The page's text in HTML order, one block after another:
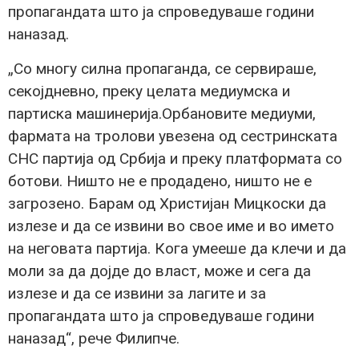
пропагандата што ја спроведуваше години
наназад.
„Со многу силна пропаганда, се сервираше,
секојдневно, преку целата медиумска и
партиска машинерија.Орбановите медиуми,
фармата на тролови увезена од сестринската
СНС партија од Србија и преку платформата со
ботови. Ништо не е продадено, ништо не е
загрозено. Барам од Христијан Мицкоски да
излезе и да се извини во свое име и во името
на неговата партија. Кога умееше да клечи и да
моли за да дојде до власт, може и сега да
излезе и да се извини за лагите и за
пропагандата што ја спроведуваше години
наназад“, рече Филипче.